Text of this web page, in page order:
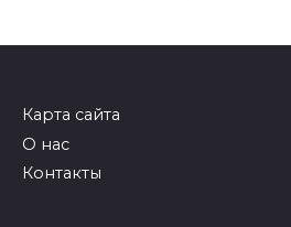
Карта сайта
О нас
Контакты